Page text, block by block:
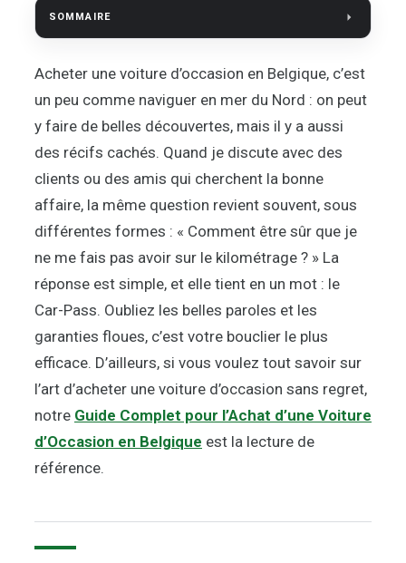
SOMMAIRE
Acheter une voiture d’occasion en Belgique, c’est
un peu comme naviguer en mer du Nord : on peut
y faire de belles découvertes, mais il y a aussi
des récifs cachés. Quand je discute avec des
clients ou des amis qui cherchent la bonne
affaire, la même question revient souvent, sous
différentes formes : « Comment être sûr que je
ne me fais pas avoir sur le kilométrage ? » La
réponse est simple, et elle tient en un mot : le
Car-Pass. Oubliez les belles paroles et les
garanties floues, c’est votre bouclier le plus
efficace. D’ailleurs, si vous voulez tout savoir sur
l’art d’acheter une voiture d’occasion sans regret,
notre Guide Complet pour l’Achat d’une Voiture
d’Occasion en Belgique est la lecture de
référence.